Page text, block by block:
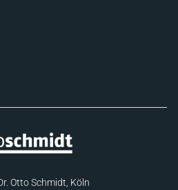
Otto Schmidt, Köln